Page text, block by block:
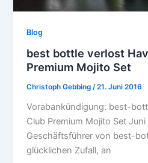
Blog
best bottle verlost
Premium Mojito Set
Christoph Gebbing /21. Juni 2016
Vorabankündigung: best-
Club Premium Mojito Set Juni
Geschäftsführer von best-
glücklichen Zufall, an